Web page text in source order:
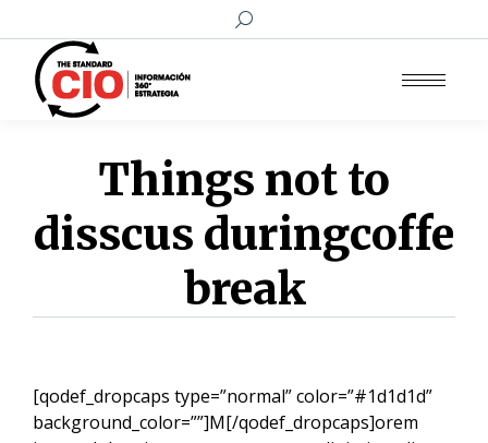
Buscar:
Things not to
disscus duringcoffe
break
[qodef_dropcaps type=”normal” color=”#1d1d1d”
background_color=””]M[/qodef_dropcaps]orem